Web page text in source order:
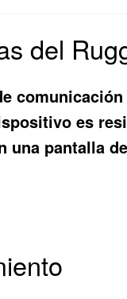
del
es
una pantalla